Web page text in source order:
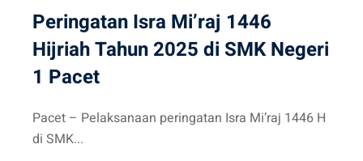
Peringatan Isra Mi’raj 1446
Hijriah Tahun 2025 di SMK Negeri
1 Pacet
Pacet – Pelaksanaan peringatan Isra Mi’raj 1446 H
di SMK...